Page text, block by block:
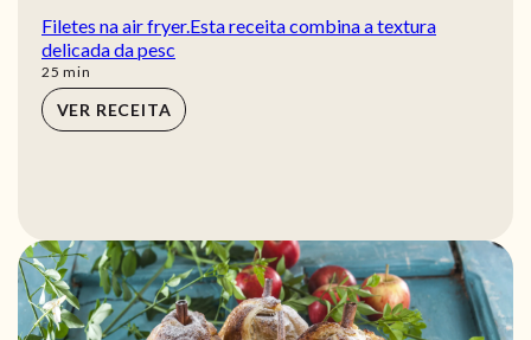
Filetes na air fryer.Esta receita combina a textura
delicada da pesc
25 min
min
VER RECEITA